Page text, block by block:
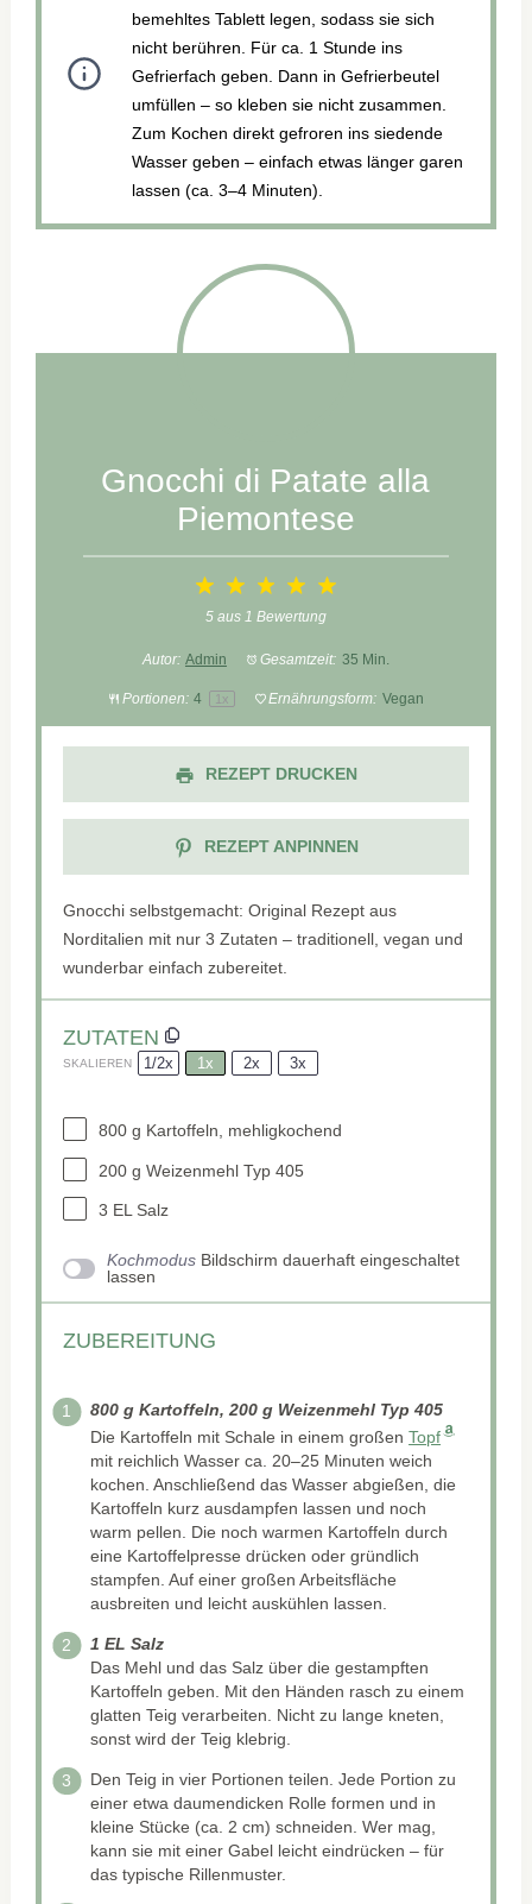
bemehltes Tablett legen, sodass sie sich
nicht berühren. Für ca. 1 Stunde ins
Gefrierfach geben. Dann in Gefrierbeutel
umfüllen – so kleben sie nicht zusammen.
Zum Kochen direkt gefroren ins siedende
Wasser geben – einfach etwas länger garen
lassen (ca. 3–4 Minuten).
Gnocchi di Patate alla
Piemontese
5
Stars
Stars
2
Stars
Star
5aus 1 Bewertung
Autor: Admin Gesamtzeit: 35 Min.
Portionen: 4 1 x Ernährungsform: Vegan
REZEPT DRUCKEN
REZEPT ANPINNEN
Gnocchi selbstgemacht: Original Rezept aus
Norditalien mit nur 3 Zutaten – traditionell, vegan und
wunderbar einfach zubereitet.
ZUTATEN
SKALIEREN 1/2x 1x 2x 3x
800 g Kartoffeln, mehligkochend
200 g Weizenmehl Typ 405
3 EL Salz
Kochmodus Bildschirm dauerhaft eingeschaltet
lassen
ZUBEREITUNG
800 g Kartoffeln, 200 g Weizenmehl Typ 405
Die Kartoffeln mit Schale in einem großenTopf
mit reichlich Wasser ca. 20–25 Minuten weich
kochen. Anschließend das Wasser abgießen, die
Kartoffeln kurz ausdampfen lassen und noch
warm pellen. Die noch warmen Kartoffeln durch
eine Kartoffelpresse drücken oder gründlich
stampfen. Auf einer großen Arbeitsfläche
ausbreiten und leicht auskühlen lassen.
1 EL Salz
Das Mehl und das Salz über die gestampften
Kartoffeln geben. Mit den Händen rasch zu einem
glatten Teig verarbeiten. Nicht zu lange kneten,
sonst wird der Teig klebrig.
Den Teig in vier Portionen teilen. Jede Portion zu
einer etwa daumendicken Rolle formen und in
kleine Stücke (ca. 2 cm) schneiden. Wer mag,
kann sie mit einer Gabel leicht eindrücken – für
das typische Rillenmuster.